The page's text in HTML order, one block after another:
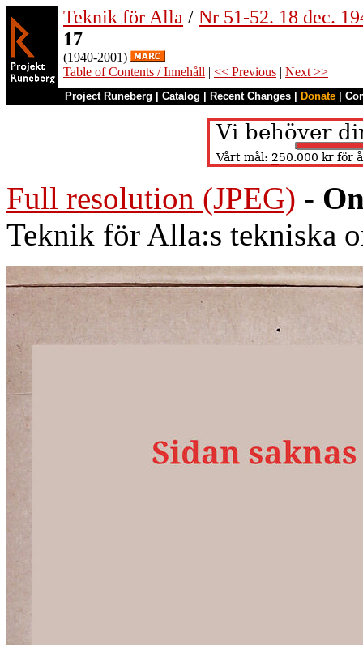
Teknik för Alla / Nr 51-52. 18 dec.
17
(1940-2001)
Table of Contents / Innehåll | << Previous | Next >>
Project Runeberg Catalog Recent Changes Donate
Full resolution (JPEG) -
Teknik för Alla:s tekniska